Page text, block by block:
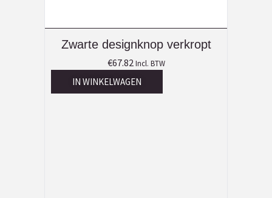
Zwarte designknop verkropt
€67.82 Incl. BTW
IN WINKELWAGEN